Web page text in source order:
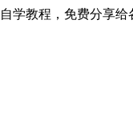
学教程，免费分享